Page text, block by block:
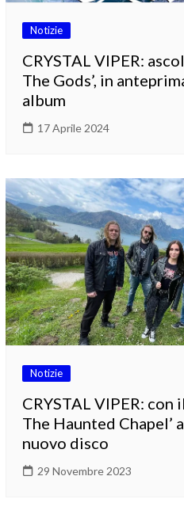
Notizie
CRYSTAL VIPER:
The Gods’, in
album
17 Aprile 2024
Notizie
CRYSTAL VIPER: con
The Haunted Chapel’
nuovo disco
29 Novembre 2023